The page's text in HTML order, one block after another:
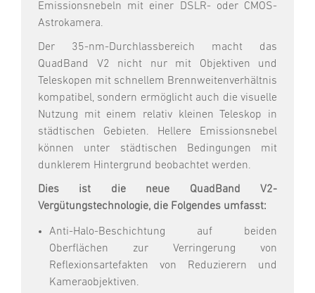
Emissionsnebeln mit einer DSLR- oder CMOS-
Astrokamera.
Der 35-nm-Durchlassbereich macht das
QuadBand V2 nicht nur mit Objektiven und
Teleskopen mit schnellem Brennweitenverhältnis
kompatibel, sondern ermöglicht auch die visuelle
Nutzung mit einem relativ kleinen Teleskop in
städtischen Gebieten. Hellere Emissionsnebel
können unter städtischen Bedingungen mit
dunklerem Hintergrund beobachtet werden.
Dies ist die neue QuadBand V2-
Vergütungstechnologie, die Folgendes umfasst:
Anti-Halo-Beschichtung auf beiden
Oberflächen zur Verringerung von
Reflexionsartefakten von Reduzierern und
Kameraobjektiven.